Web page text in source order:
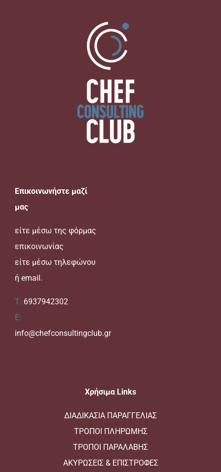
Επικοινωνήστε μαζί
μας
είτε μέσω της φόρμας
επικοινωνίας
είτε μέσω τηλεφώνου
ή email.
T: 6937942302
E:
info@chefconsultingclub.gr
Xρήσιμα Links
ΔΙΑΔΙΚΑΣΙΑ ΠΑΡΑΓΓΕΛΙΑΣ
ΤΡΟΠΟΙ ΠΛΗΡΩΜΗΣ
ΤΡΟΠΟΙ ΠΑΡΑΛΑΒΗΣ
ΑΚΥΡΩΣΕΙΣ & ΕΠΙΣΤΡΟΦΕΣ